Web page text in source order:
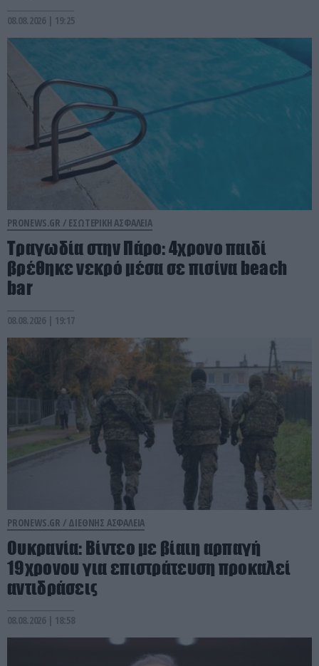
08.08.2026 | 19:25
PRONEWS.GR / ΕΣΩΤΕΡΙΚΗ ΑΣΦΑΛΕΙΑ
Τραγωδία στην Πάρο: 4χρονο παιδί
βρέθηκε νεκρό μέσα σε πισίνα beach
bar
08.08.2026 | 19:17
PRONEWS.GR / ΔΙΕΘΝΗΣ ΑΣΦΑΛΕΙΑ
Ουκρανία: Βίντεο με βίαιη αρπαγή
19χρονου για επιστράτευση προκαλεί
αντιδράσεις
08.08.2026 | 18:58